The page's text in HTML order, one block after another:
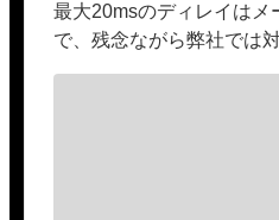
最大20msのディレイはメ
で、残念ながら弊社では